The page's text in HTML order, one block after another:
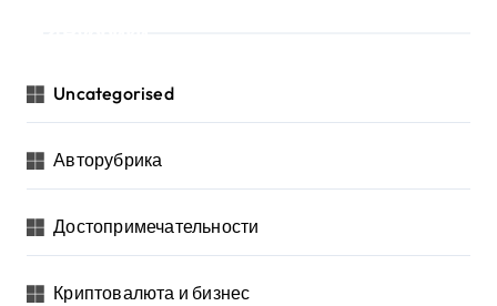
Uncategorised
Авторубрика
Достопримечательности
Криптовалюта и бизнес